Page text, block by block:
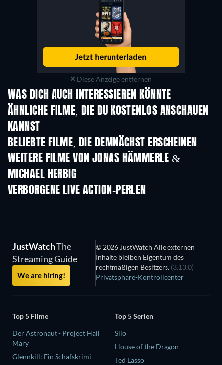
Diese Anzeige entfernen
WAS DICH AUCH INTERESSIEREN KÖNNTE
ÄHNLICHE FILME, DIE DU KOSTENLOS ANSCHAUEN
KANNST
BELIEBTE FILME, DIE DEMNÄCHST ERSCHEINEN
WEITERE FILME VON JONAS HÄMMERLE &
MICHAEL HERBIG
VERBORGENE LIVE ACTION-PERLEN
JustWatchThe
Streaming Guide
We are hiring!
© 2026 JustWatch Alle externen
Inhalte bleiben Eigentum des
rechtmäßigen Besitzers. (3.13.0)
Privatsphäre-Kontrollcenter
Top 5 Filme
Der Astronaut - Project Hail
Mary
Glennkill: Ein Schafskrimi
Top 5 Serien
Silo
House of the Dragon
Ted Lasso